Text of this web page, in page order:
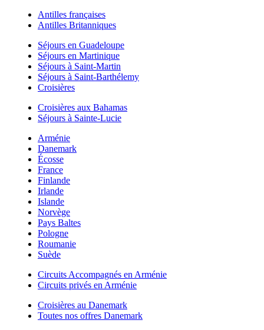
Antilles françaises
Antilles Britanniques
Séjours en Guadeloupe
Séjours en Martinique
Séjours à Saint-Martin
Séjours à Saint-Barthélemy
Croisières
Croisières aux Bahamas
Séjours à Sainte-Lucie
Arménie
Danemark
Écosse
France
Finlande
Irlande
Islande
Norvège
Pays Baltes
Pologne
Roumanie
Suède
Circuits Accompagnés en Arménie
Circuits privés en Arménie
Croisières au Danemark
Toutes nos offres Danemark